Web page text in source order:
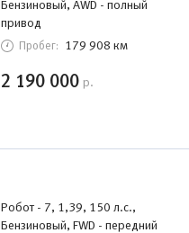
Бензиновый, AWD - полный
привод
Пробег: 179 908 км
2 190 000 р.
Робот - 7, 1,39, 150 л.с.,
Бензиновый, FWD - передний